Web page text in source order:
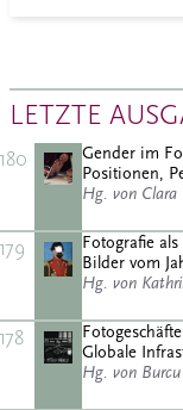
LETZTE
180
Gender im
Positionen,
Hg. von Clara
179
Fotografie
Bilder vom
Hg. von
178
Fotogeschäfte
Globale
Hg. von